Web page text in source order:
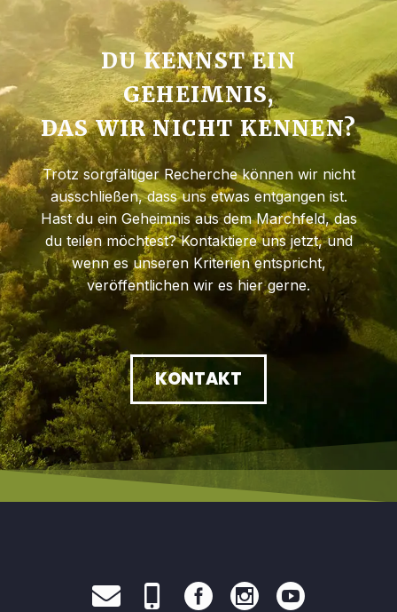
DU KENNST EIN
GEHEIMNIS,
DAS WIR NICHT KENNEN?
Trotz sorgfältiger Recherche können wir nicht
ausschließen, dass uns etwas entgangen ist.
Hast du ein Geheimnis aus dem Marchfeld, das
du teilen möchtest? Kontaktiere uns jetzt, und
wenn es unseren Kriterien entspricht,
veröffentlichen wir es hier gerne.
KONTAKT